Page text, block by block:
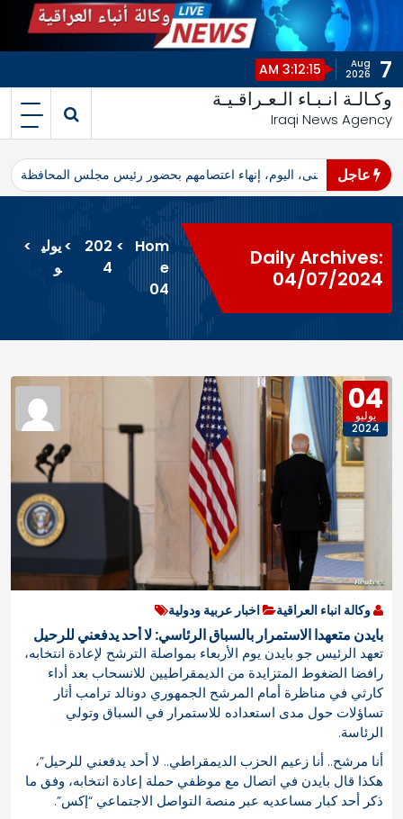
i
t
7
Aug
2026
3:12:15 AM
وكـالـة انـبـاء الـعـراقـيـة
Iraqi News Agency
عاجل
محافظ المثنى، اليوم، إنهاء اعتصامهم بحضور رئيس مجلس المحافظة
Daily Archives:
04/07/2024
Hom
e
>
202
4
>يولي
و
>
04
04
يوليو
2024
وكالة انباء العراقية اخبار عربية ودولية
بايدن متعهدا الاستمرار بالسباق الرئاسي: لا أحد يدفعني للرحيل
تعهد الرئيس جو بايدن يوم الأربعاء بمواصلة الترشح لإعادة انتخابه،
رافضا الضغوط المتزايدة من الديمقراطيين للانسحاب بعد أداء
كارثي في مناظرة أمام المرشح الجمهوري دونالد ترامب أثار
تساؤلات حول مدى استعداده للاستمرار في السباق وتولي
الرئاسة.
أنا مرشح.. أنا زعيم الحزب الديمقراطي.. لا أحد يدفعني للرحيل”،
هكذا قال بايدن في اتصال مع موظفي حملة إعادة انتخابه، وفق ما
ذكر أحد كبار مساعديه عبر منصة التواصل الاجتماعي “إكس”.